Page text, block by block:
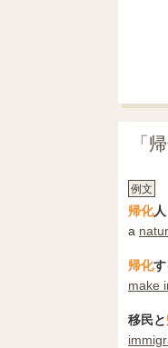
「
例文
帰化人
a
帰化
make
移民と